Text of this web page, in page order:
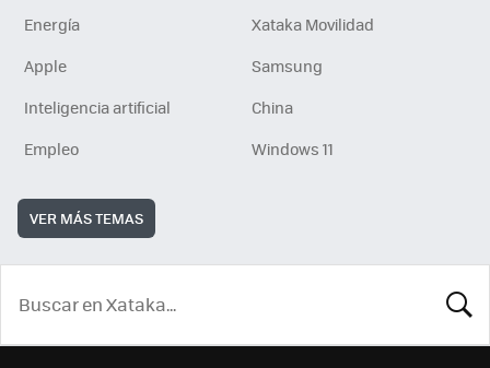
Energía
Xataka Movilidad
Apple
Samsung
Inteligencia artificial
China
Empleo
Windows 11
VER MÁS TEMAS